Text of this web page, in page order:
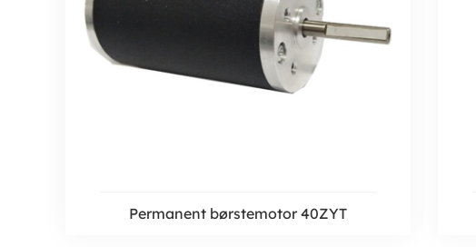
Permanent børstemotor 40ZYT